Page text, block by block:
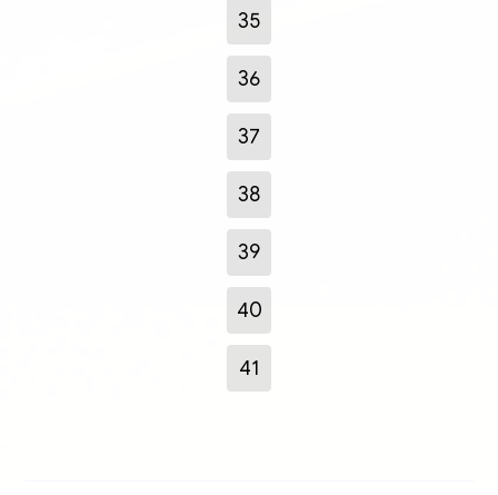
35
36
37
38
39
40
41